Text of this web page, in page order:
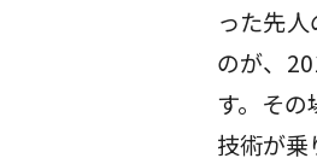
った先
のが、
す。そ
技術が